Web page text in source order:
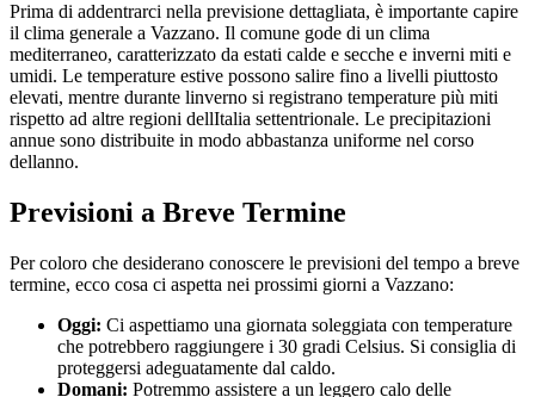
Prima di addentrarci nella previsione dettagliata, è importante capire
il clima generale a Vazzano. Il comune gode di un clima
mediterraneo, caratterizzato da estati calde e secche e inverni miti e
umidi. Le temperature estive possono salire fino a livelli piuttosto
elevati, mentre durante linverno si registrano temperature più miti
rispetto ad altre regioni dellItalia settentrionale. Le precipitazioni
annue sono distribuite in modo abbastanza uniforme nel corso
dellanno.
Previsioni a Breve Termine
Per coloro che desiderano conoscere le previsioni del tempo a breve
termine, ecco cosa ci aspetta nei prossimi giorni a Vazzano:
Oggi: Ci aspettiamo una giornata soleggiata con temperature
che potrebbero raggiungere i 30 gradi Celsius. Si consiglia di
proteggersi adeguatamente dal caldo.
Domani: Potremmo assistere a un leggero calo delle